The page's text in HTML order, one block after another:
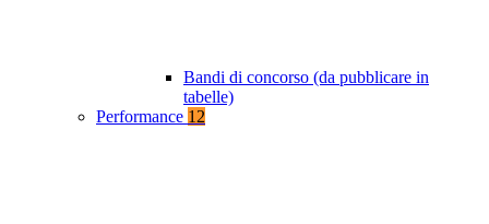
Bandi di concorso (da pubblicare in
tabelle)
Performance 12